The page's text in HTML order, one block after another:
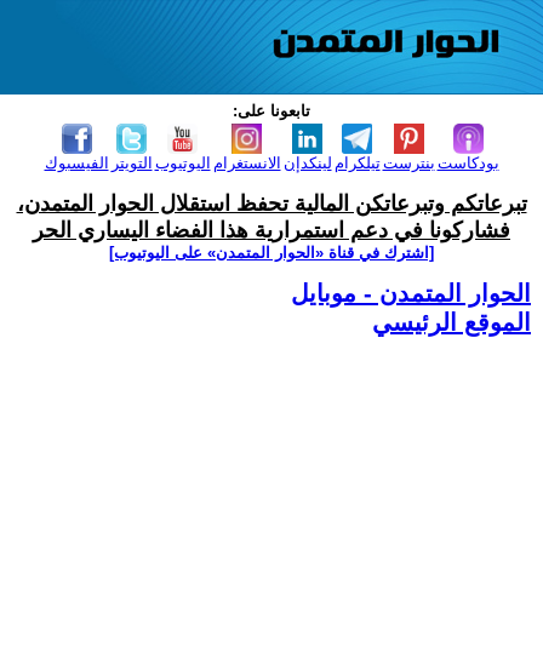
تابعونا على:
الفيسبوك التويتر اليوتيوب الانستغرام لينكدإن تيلكرامبنترست بودكاست
تبرعاتكم وتبرعاتكن المالية تحفظ استقلال الحوار المتمدن،
فشاركونا في دعم استمرارية هذا الفضاء اليساري الحر
[اشترك في قناة ‫«الحوار المتمدن» على اليوتيوب]
الحوار المتمدن - موبايل
الموقع الرئيسي